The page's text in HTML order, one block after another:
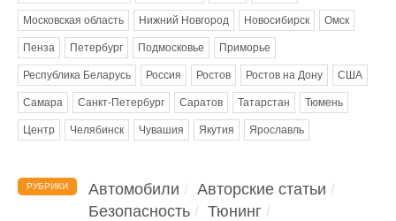
Московская область Нижний Новгород Новосибирск Омск
Пенза Петербург Подмосковье Приморье
Республика Беларусь Россия Ростов Ростов на Дону США
Самара Санкт-Петербург Саратов Татарстан Тюмень
Центр Челябинск Чувашия Якутия Ярославль
РУБРИКИ Автомобили
Авторские статьи
Безопасность
Тюнинг